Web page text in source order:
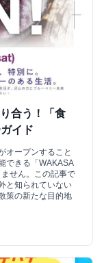
合う！「食
イド
オープンすること
できる「WAKASA
せん。この記事で
と知られていない
策の新たな目的地